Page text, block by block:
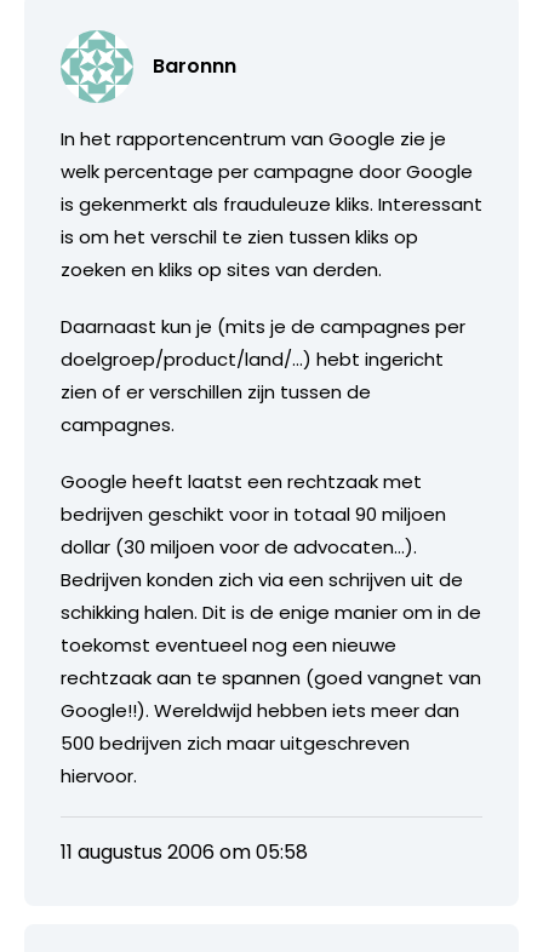
Baronnn
In het rapportencentrum van Google zie je
welk percentage per campagne door Google
is gekenmerkt als frauduleuze kliks. Interessant
is om het verschil te zien tussen kliks op
zoeken en kliks op sites van derden.
Daarnaast kun je (mits je de campagnes per
doelgroep/product/land/…) hebt ingericht
zien of er verschillen zijn tussen de
campagnes.
Google heeft laatst een rechtzaak met
bedrijven geschikt voor in totaal 90 miljoen
dollar (30 miljoen voor de advocaten…).
Bedrijven konden zich via een schrijven uit de
schikking halen. Dit is de enige manier om in de
toekomst eventueel nog een nieuwe
rechtzaak aan te spannen (goed vangnet van
Google!!). Wereldwijd hebben iets meer dan
500 bedrijven zich maar uitgeschreven
hiervoor.
11 augustus 2006 om 05:58